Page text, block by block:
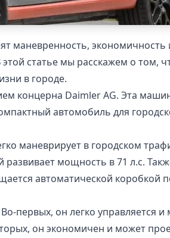
маневренность, экономичность
статье мы расскажем о том,
в городе.
концерна Daimler AG. Эта
автомобиль для
маневрирует в городском
мощность в 71 л.с.
автоматической коробкой
первых, он легко управляется и
он экономичен и может